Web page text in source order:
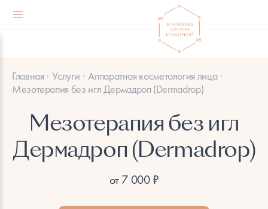
КЛИНИКА
О клинике
Преображения
Мы в СМИ
УСЛУГИ
Все
Трихологический приём
Аппаратная косметология лица
Аппаратная косметология тела
Главная Услуги
Аппаратная косметология лица
Мезотерапия без игл Дермадроп (Dermadrop)
Мезотерапия без игл
Дермадроп (Dermadrop)
от 7 000 ₽